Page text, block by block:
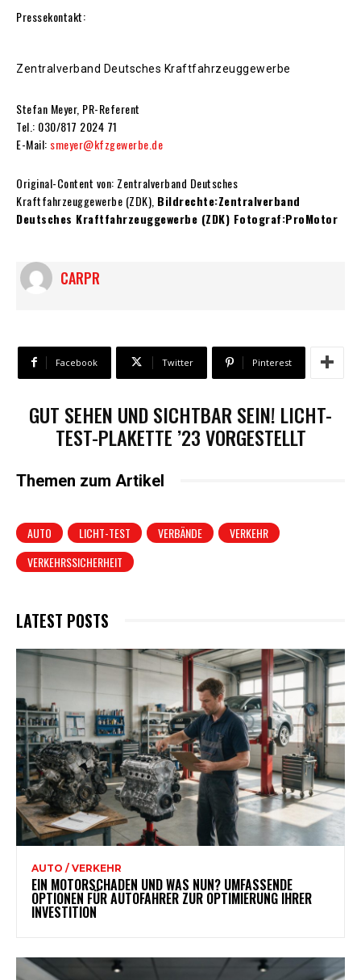
Pressekontakt:
Zentralverband Deutsches Kraftfahrzeuggewerbe
Stefan Meyer, PR-Referent
Tel.: 030/817 2024 71
E-Mail: smeyer@kfzgewerbe.de
Original-Content von: Zentralverband Deutsches
Kraftfahrzeuggewerbe (ZDK), Bildrechte:Zentralverband
Deutsches Kraftfahrzeuggewerbe (ZDK) Fotograf:ProMotor
CARPR
Facebook Twitter Pinterest
GUT SEHEN UND SICHTBAR SEIN! LICHT-
TEST-PLAKETTE ’23 VORGESTELLT
Themen zum Artikel
AUTO LICHT-TEST VERBÄNDE
VERKEHR
VERKEHRSSICHERHEIT
LATEST POSTS
AUTO / VERKEHR
EIN MOTORSCHADEN UND WAS NUN? UMFASSENDE
OPTIONEN FÜR AUTOFAHRER ZUR OPTIMIERUNG IHRER
INVESTITION